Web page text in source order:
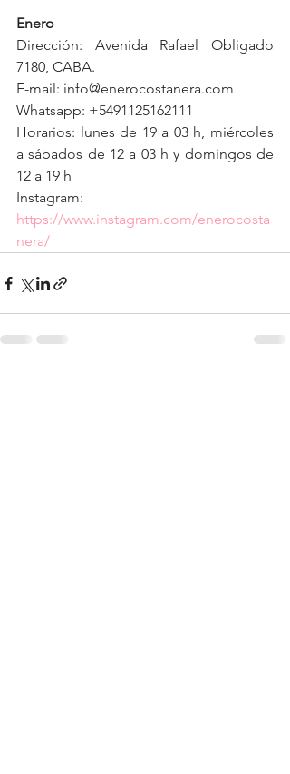
Enero
Dirección: Avenida Rafael Obligado
7180, CABA.
E-mail: info@enerocostanera.com
Whatsapp: +5491125162111
Horarios: lunes de 19 a 03 h, miércoles
a sábados de 12 a 03 h y domingos de
12 a 19 h
https://www.instagram.com/enerocosta
nera/